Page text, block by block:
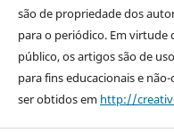
são de propriedade dos
para o periódico. Em virtude
público, os artigos são de
para fins educacionais e
ser obtidos em http://